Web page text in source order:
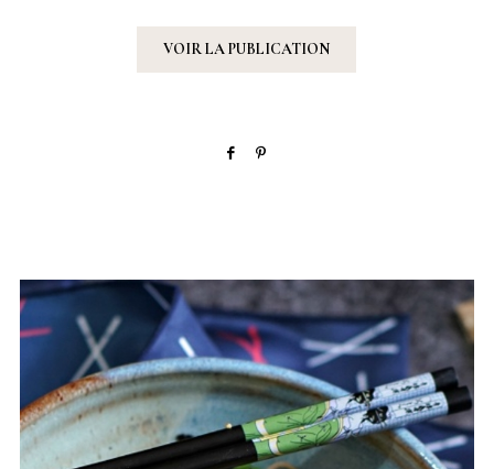
VOIR LA PUBLICATION